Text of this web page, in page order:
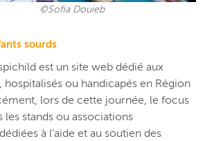
©Sofia Douieb
sourds
est un site web dédié aux
hospitalisés ou handicapés en Région
lors de cette journée, le focus
les stands ou associations
à l’aide et au soutien des